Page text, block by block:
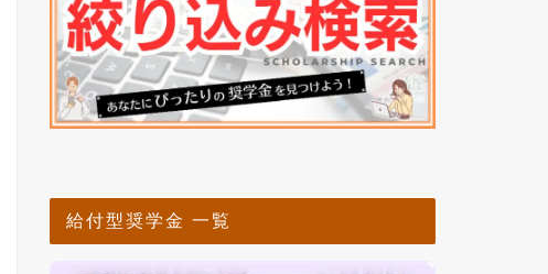
給付型奨学金 一覧